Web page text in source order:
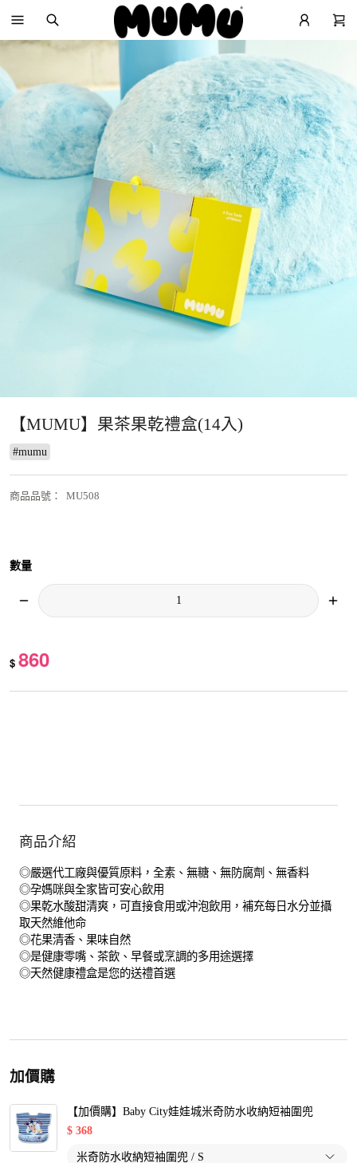
【MUMU】果茶果乾禮盒(14入)
#mumu
商品品號 ： MU508
數量
$ 860
商品介紹
◎嚴選代工廠與優質原料，全素、無糖、無防腐劑、無香料
◎孕媽咪與全家皆可安心飲用
◎果乾水酸甜清爽，可直接食用或沖泡飲用，補充每日水分並攝
取天然維他命
◎花果清香、果味自然
◎是健康零嘴、茶飲、早餐或烹調的多用途選擇
◎天然健康禮盒是您的送禮首選
加價購
【加價購】Baby City娃娃城米奇防水收納短袖圍兜
$ 368